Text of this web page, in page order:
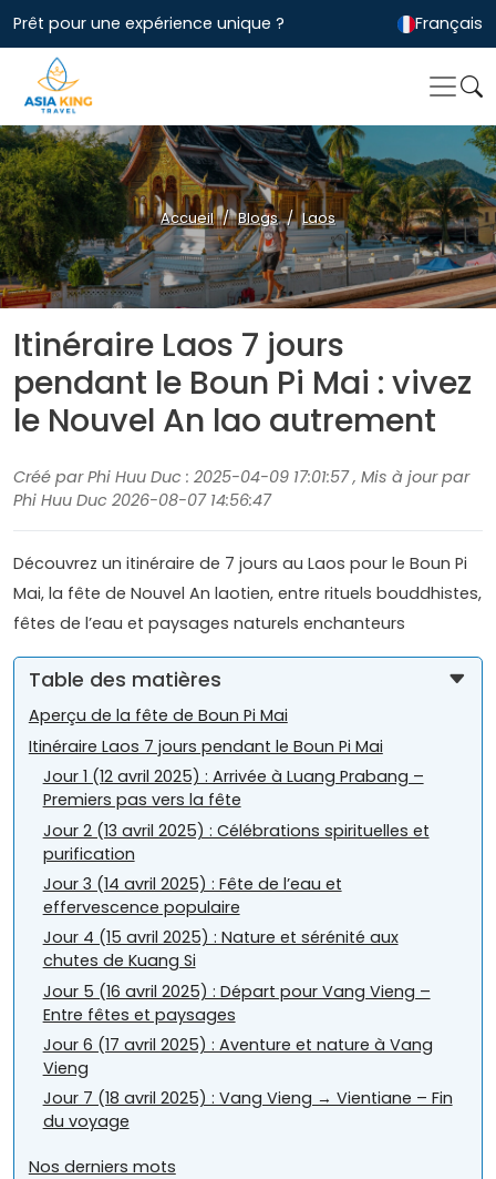
Prêt pour une expérience unique ? Français
Accueil Blogs Laos
Itinéraire Laos 7 jours
pendant le Boun Pi Mai : vivez
le Nouvel An lao autrement
Créé par Phi Huu Duc : 2025-04-09 17:01:57 , Mis à jour par
Phi Huu Duc 2026-08-07 14:56:47
Découvrez un itinéraire de 7 jours au Laos pour le Boun Pi
Mai, la fête de Nouvel An laotien, entre rituels bouddhistes,
fêtes de l’eau et paysages naturels enchanteurs
Table des matières
Aperçu de la fête de Boun Pi Mai
Itinéraire Laos 7 jours pendant le Boun Pi Mai
Jour 1 (12 avril 2025) : Arrivée à Luang Prabang –
Premiers pas vers la fête
Jour 2 (13 avril 2025) : Célébrations spirituelles et
purification
Jour 3 (14 avril 2025) : Fête de l’eau et
effervescence populaire
Jour 4 (15 avril 2025) : Nature et sérénité aux
chutes de Kuang Si
Jour 5 (16 avril 2025) : Départ pour Vang Vieng –
Entre fêtes et paysages
Jour 6 (17 avril 2025) : Aventure et nature à Vang
Vieng
Jour 7 (18 avril 2025) : Vang Vieng → Vientiane – Fin
du voyage
Nos derniers mots